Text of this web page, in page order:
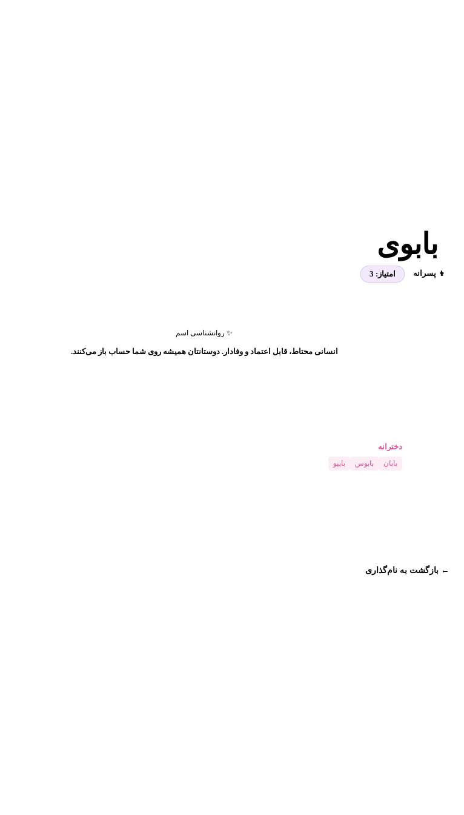
بابوی
👦 پسرانه امتیاز: 3
✨ روانشناسی اسم
انسانی محتاط، قابل اعتماد و وفادار. دوستانتان همیشه روی شما حساب باز می‌کنند.
دخترانه
بابان بابوس باپیو
← بازگشت به نام‌گذاری